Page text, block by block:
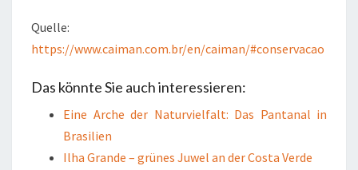
Quelle:
https://www.caiman.com.br/en/caiman/#conservacao
Das könnte Sie auch interessieren:
Eine Arche der Naturvielfalt: Das Pantanal in
Brasilien
Ilha Grande – grünes Juwel an der Costa Verde